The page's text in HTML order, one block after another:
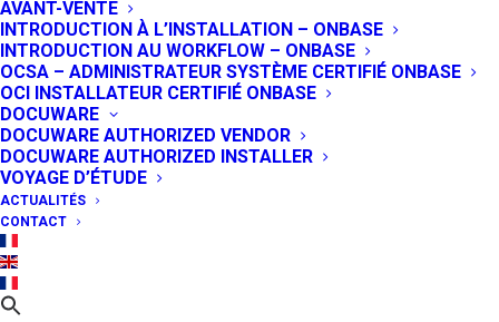
AVANT-VENTE
INTRODUCTION À L’INSTALLATION – ONBASE
INTRODUCTION AU WORKFLOW – ONBASE
OCSA – ADMINISTRATEUR SYSTÈME CERTIFIÉ ONBASE
OCI INSTALLATEUR CERTIFIÉ ONBASE
DOCUWARE
DOCUWARE AUTHORIZED VENDOR
DOCUWARE AUTHORIZED INSTALLER
VOYAGE D’ÉTUDE
ACTUALITÉS
CONTACT